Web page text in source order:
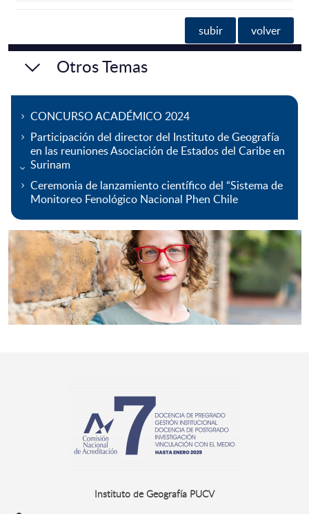
subir volver
Otros Temas
CONCURSO ACADÉMICO 2024
Participación del director del Instituto de Geografía
en las reuniones Asociación de Estados del Caribe en
Surinam
Ceremonia de lanzamiento científico del “Sistema de
Monitoreo Fenológico Nacional Phen Chile
Instituto de Geografía PUCV